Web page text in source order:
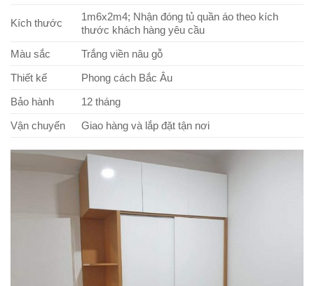
Kích thước
1m6x2m4; Nhận đóng tủ quần áo theo kích
thước khách hàng yêu cầu
Màu sắc
Trắng viền nâu gỗ
Thiết kế
Phong cách Bắc Âu
Bảo hành
12 tháng
Vận chuyển
Giao hàng và lắp đặt tận nơi